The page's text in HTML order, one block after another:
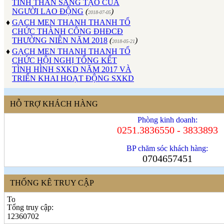
NGƯỜI LAO ĐỘNG (2018-07-05 )
GẠCH MEN THANH THANH TỔ
CHỨC THÀNH CÔNG ĐHĐCĐ
THƯỜNG NIÊN NĂM 2018 (2018-05-21
GẠCH MEN THANH THANH TỔ
CHỨC HỘI NGHỊ TỔNG KẾT
TÌNH HÌNH SXKD NĂM 2017 VÀ
TRIỂN KHAI HOẠT ĐỘNG SXKD
NĂM 2018 (2018-01-17)
♦ CÔNG ĐOÀN CÔNG TY GẠCH
MEN THANH THANH TỔ CHỨC
THÀNH CÔNG ĐẠI HỘI NHIỆM
KỲ XV (2017 - 2022) (
)
GẠCH MEN THANH THANH TỔ
CHỨC HỘI THAO MỪNG NGÀY
♦ GẠCH MEN THANH THANH TỔ
CHỨC THÀNH CÔNG HỘI NGHỊ
ĐẠI BIỂU NGƯỜI LAO ĐỘNG
NĂM 2017 (2017-10-02)
♦ Sử dụng vật liệu thân thiện với môi
trường và an toàn cho người sử
dụng (
HỖ TRỢ KHÁCH HÀNG
Phòng kinh doanh:
0251.3836550 - 3833893
BP chăm sóc khách hàng:
0704657451
THỐNG KÊ TRUY CẬP
Tổng truy cập:
12360702